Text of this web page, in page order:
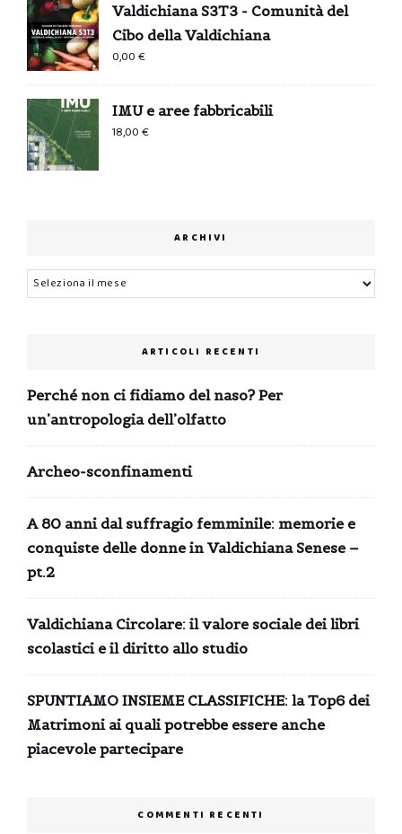
Valdichiana S3T3 - Comunità del
Cibo della Valdichiana
0,00€
IMU e aree fabbricabili
18,00€
ARCHIVI
Archivi
ARTICOLI RECENTI
Perché non ci fidiamo del naso? Per
un’antropologia dell’olfatto
Archeo-sconfinamenti
A 80 anni dal suffragio femminile: memorie e
conquiste delle donne in Valdichiana Senese –
pt.2
Valdichiana Circolare: il valore sociale dei libri
scolastici e il diritto allo studio
SPUNTIAMO INSIEME CLASSIFICHE: la Top6 dei
Matrimoni ai quali potrebbe essere anche
piacevole partecipare
COMMENTI RECENTI